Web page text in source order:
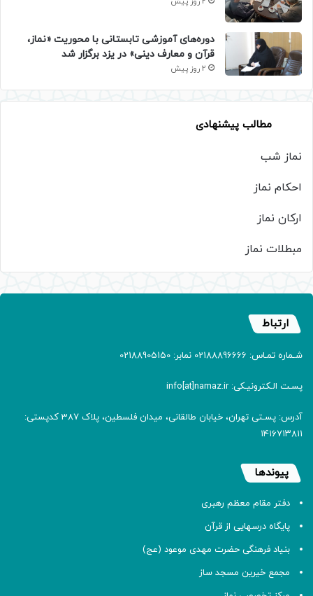
دوره‌های آموزشی تابستانی با محوریت «نماز،
قرآن و معارف دینی» در یزد برگزار شد
2 روز پیش
مطالب پیشنهادی
نماز شب
احکام نماز
ارکان نماز
مبطلات نماز
ارتباط
شـماره تمـاس: 02188896666 نمابر: 02188905150
پسـت الـکترونیـکی: info[at]namaz.ir
آدرس: پسـتی تهران، خیابان طالقانی، میدان فلسطین، پلاک 387 کدپستی:
۱۴۱۶۷۱۳۸۱۱
پیوندها
دفتر مقام معظم رهبری
پایگاه درسهایی از قرآن
بنیاد فرهنگی حضرت مهدی موعود (عج)
مجمع خیرین مسجد ساز